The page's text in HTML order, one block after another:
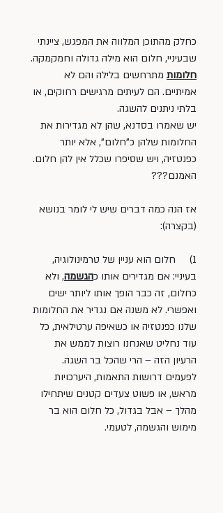
כחלק מהתוכן המלווה את המפגש, ציינתי
שבעיניי, חלום הוא מילה גדולה וחמקמקה.
חלומות מתרחשים בלילה והם לא
אמיתיים. הם לעיתים מרגישים רחוקים, או
בלתי ניתנים להשגה.
יש שאמרו בסדנא, שהן לא מגדירות את
החלומות שלהן כ"חלום", אלא יותר
כפנטזיה, ויש שסיפרו שכלל אין להן חלום.
האמנם???
אז הנה כמה דברים שיש לי לומר בנושא
(בקצרה):
1)     חלום הוא עניין של טרמינולוגיה,
בעיניי: אם מגדירים אותו כהגשמה, ולא
כחלום, זה כבר הופך אותו ליותר ישים
ואפשרי. לא משנה אם נגדיר את החלומות
שלנו כפנטזיה או כשאיפה ערטילאית, כל
עוד נחליט שאנחנו רוצות לממש את
הרעיון הזה – הרי שהכל בר השגה.
לפעמים דרושות התאמות, היערכויות
מראש, או פשוט צעדים קטנים שיתחילו
מהלך – אבל בגדול, כל חלום הוא בר
מימוש והגשמה, לטעמי.